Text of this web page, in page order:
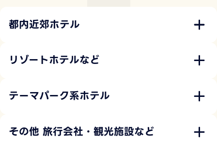
都内近郊ホテル
リゾートホテルなど
テーマパーク系ホテル
その他 旅行会社・観光施設など